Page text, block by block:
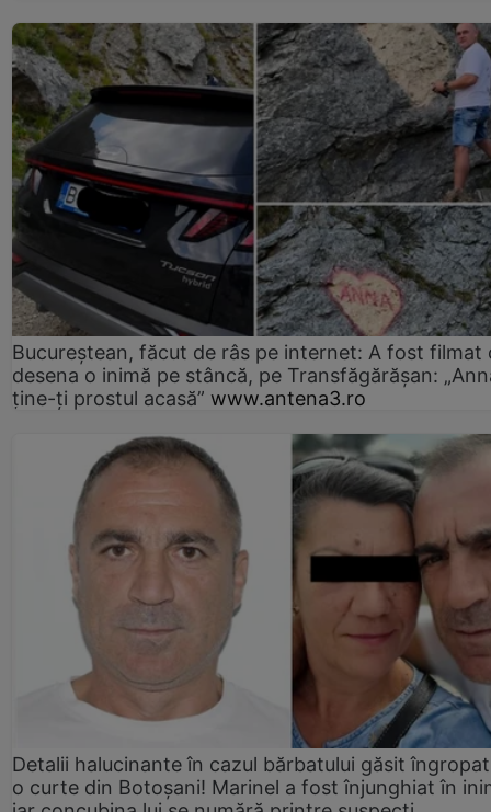
Bucureștean, făcut de râs pe internet: A fost filmat
desena o inimă pe stâncă, pe Transfăgărășan:
ține-ți prostul acasă” www.antena3.ro
Detalii halucinante în cazul bărbatului găsit
o curte din Botoșani! Marinel a fost înjunghiat în